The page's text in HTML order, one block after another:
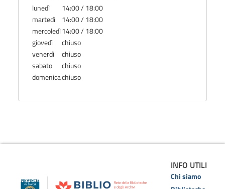
lunedì
14:00 / 18:00
martedì
14:00 / 18:00
mercoledì14:00 / 18:00
giovedì
chiuso
venerdì
chiuso
sabato
chiuso
domenicachiuso
INFO UTILI
Chi siamo